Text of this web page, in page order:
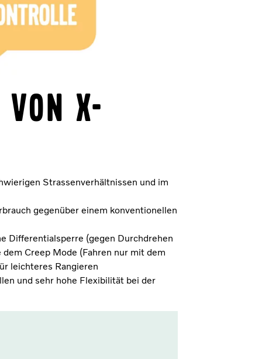
X-
Strassenverhältnissen und im
gegenüber einem konventionellen
Differentialsperre (gegen Durchdrehen
Creep Mode (Fahren nur mit dem
leichteres Rangieren
und sehr hohe Flexibilität bei der